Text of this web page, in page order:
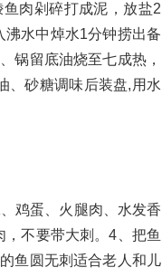
肉剁碎打成泥，放盐2
水中焯水1分钟捞出备
锅留底油烧至七成热，
、砂糖调味后装盘,用水
鸡蛋、火腿肉、水发香
不要带大刺。4、把鱼
鱼圆无刺适合老人和儿